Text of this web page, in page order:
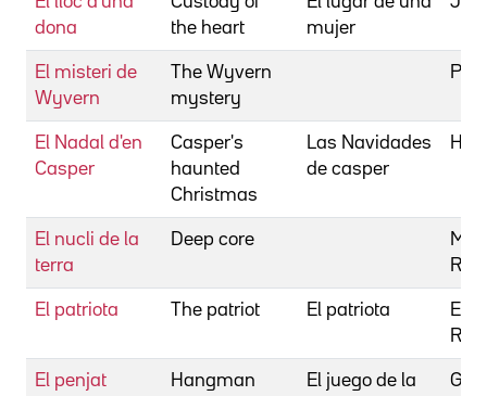
dona
the heart
mujer
El misteri de
Wyvern
The Wyvern
mystery
El Nadal d'en
Casper
Casper's
haunted
Christmas
Las Navidades
de casper
El nucli de la
terra
Deep core
El patriota The patriot El patriota
El penjat Hangman
El juego de la